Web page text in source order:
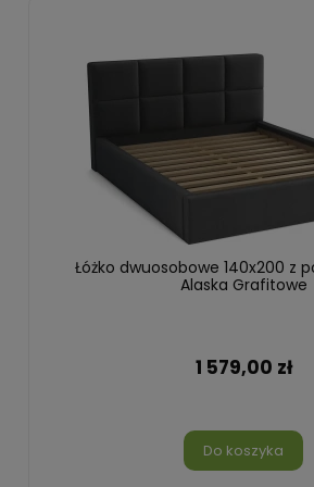
Łóżko dwuosobowe 140x200 z
Alaska Grafitowe
1 579,00 zł
Do koszyka